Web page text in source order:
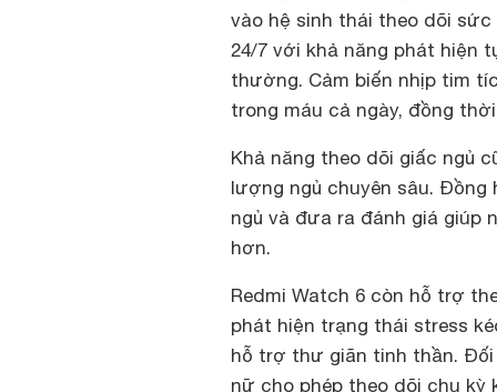
vào hệ sinh thái theo dõi
24/7 với khả năng phát hiện
thường. Cảm biến nhịp tim
trong máu cả ngày, đồng
Khả năng theo dõi giấc ngủ
lượng ngủ chuyên sâu.
ngủ và đưa ra đánh giá giúp
hơn.
Redmi Watch 6 còn hỗ trợ
phát hiện trạng thái stress
hỗ trợ thư giãn tinh thần.
nữ cho phép theo dõi chu kỳ